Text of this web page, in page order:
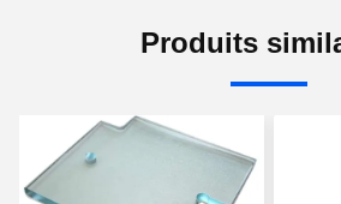
Produits